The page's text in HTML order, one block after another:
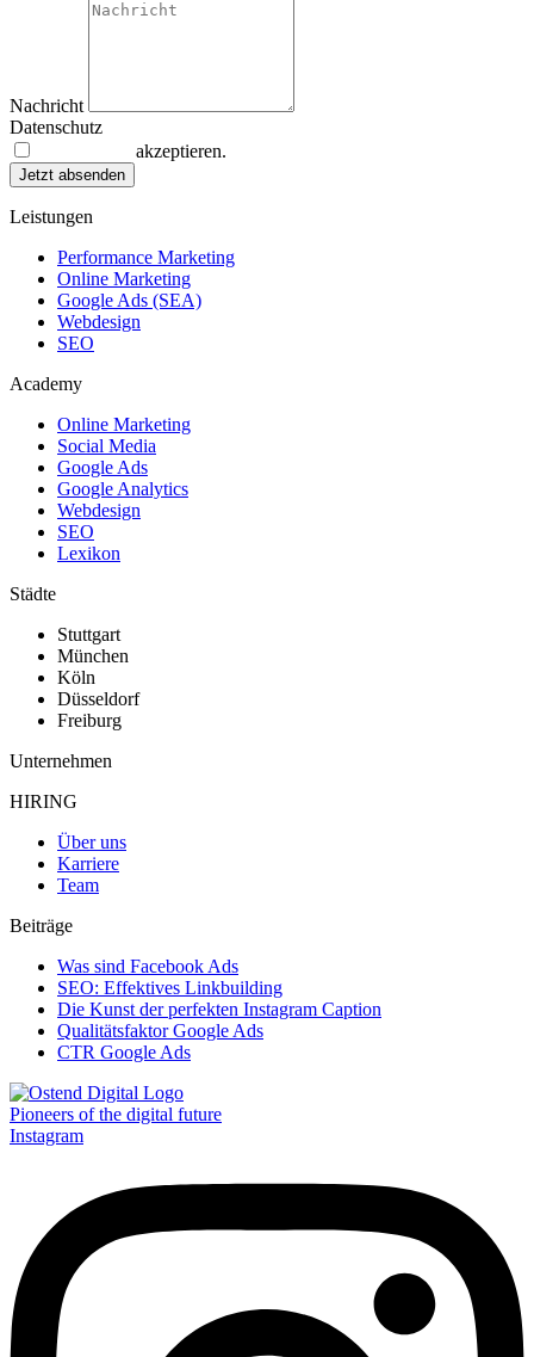
Nachricht
Datenschutz
akzeptieren.
Jetzt absenden
Leistungen
Performance Marketing
Online Marketing
Google Ads (SEA)
Webdesign
SEO
Academy
Online Marketing
Social Media
Google Ads
Google Analytics
Webdesign
SEO
Lexikon
Städte
Stuttgart
München
Köln
Düsseldorf
Freiburg
Unternehmen
HIRING
Über uns
Karriere
Team
Beiträge
Was sind Facebook Ads
SEO: Effektives Linkbuilding
Die Kunst der perfekten Instagram Caption
Qualitätsfaktor Google Ads
CTR Google Ads
Pioneers of the digital future
Instagram